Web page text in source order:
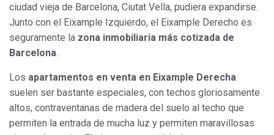
ciudad vieja de Barcelona, Ciutat Vella, pudiera expandirse.
Junto con el Eixample Izquierdo, el Eixample Derecho es
seguramente la zona inmobiliaria más cotizada de
Barcelona.
Los apartamentos en venta en Eixample Derecha
suelen ser bastante especiales, con techos gloriosamente
altos, contraventanas de madera del suelo al techo que
permiten la entrada de mucha luz y permiten maravillosas